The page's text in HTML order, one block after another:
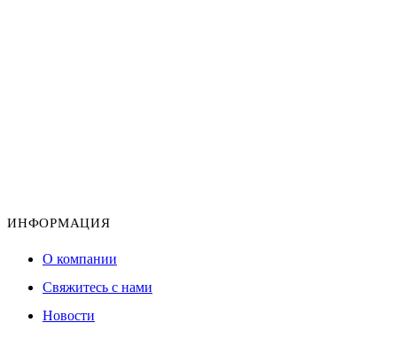
ИНФОРМАЦИЯ
О компании
Свяжитесь с нами
Новости